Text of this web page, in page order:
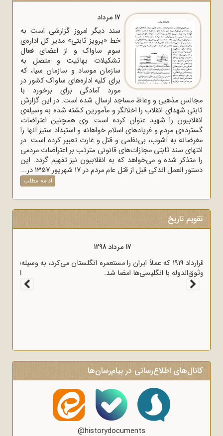
17 مرداد
سند دیگر امروز گزارشی است به
خط «پرویز ثابتی» مدیر کل اداره‌ی
سوم ساواک و از اعضای فعال
تشکیلات بهائیت و متصل به
سازمان موساد و سازمان سیا، که
برای کلیه اداره‌های ساواک‌ کشور در
مورد آمادگی برای برخورد با
مجالس مذهبی و وعاظ مساجد ارسال شده است. در این گزارش
ثابتی شهدای انقلاب را اخلالگر و مأمورین کشته شده به وسیله‌ی
انقلابیون را شهید عنوان کرده است. وی همچنین اعتراضات
گسترده‌ی مردم و فریادهای اسلام خواهانه و استبداد ستیز آنها را
مغرضانه به آشوب، بی‌نظمی و قتل و غارت تعبیر کرده است. در
انتهای سند ثابتی مجازات‌های قانونی مترتب بر اعتراضات مردمی
را متذکر شده و می‌خواهد که به انقلابیون نیز تفهیم گردد. این
دستور العمل اندکی قبل از قتل عام مردم در 17 شهریور 1357 در...
ادامه مطلب
تقویم تاریخ
17 مرداد 1298
قرارداد 1919 که عملاً ایران را مستعمره انگلستان می‌کرد، به وسیله
وثوق‌الدوله با انگلیسی‌ها امضا شد.
کانال‌های اطلاع‌رسانی در پیام‌رسان‌ها
@historydocuments